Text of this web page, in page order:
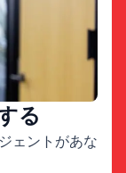
る
ェントがあな